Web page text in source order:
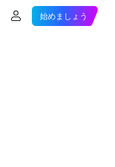
始めましょう